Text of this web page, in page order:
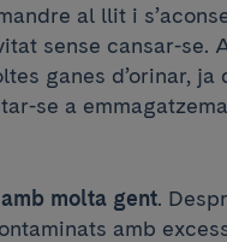
al llit i
sense cansar-se.
ganes d’orinar, ja
se a
molta gent.
amb